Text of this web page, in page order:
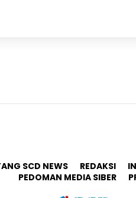
SCD NEWS REDAKSI
PEDOMAN MEDIA SIBER